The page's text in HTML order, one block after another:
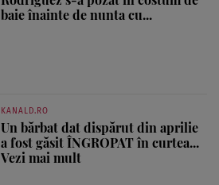
baie înainte de nunta cu...
KANALD.RO
Un bărbat dat dispărut din aprilie
a fost găsit ÎNGROPAT în curtea...
Vezi mai mult